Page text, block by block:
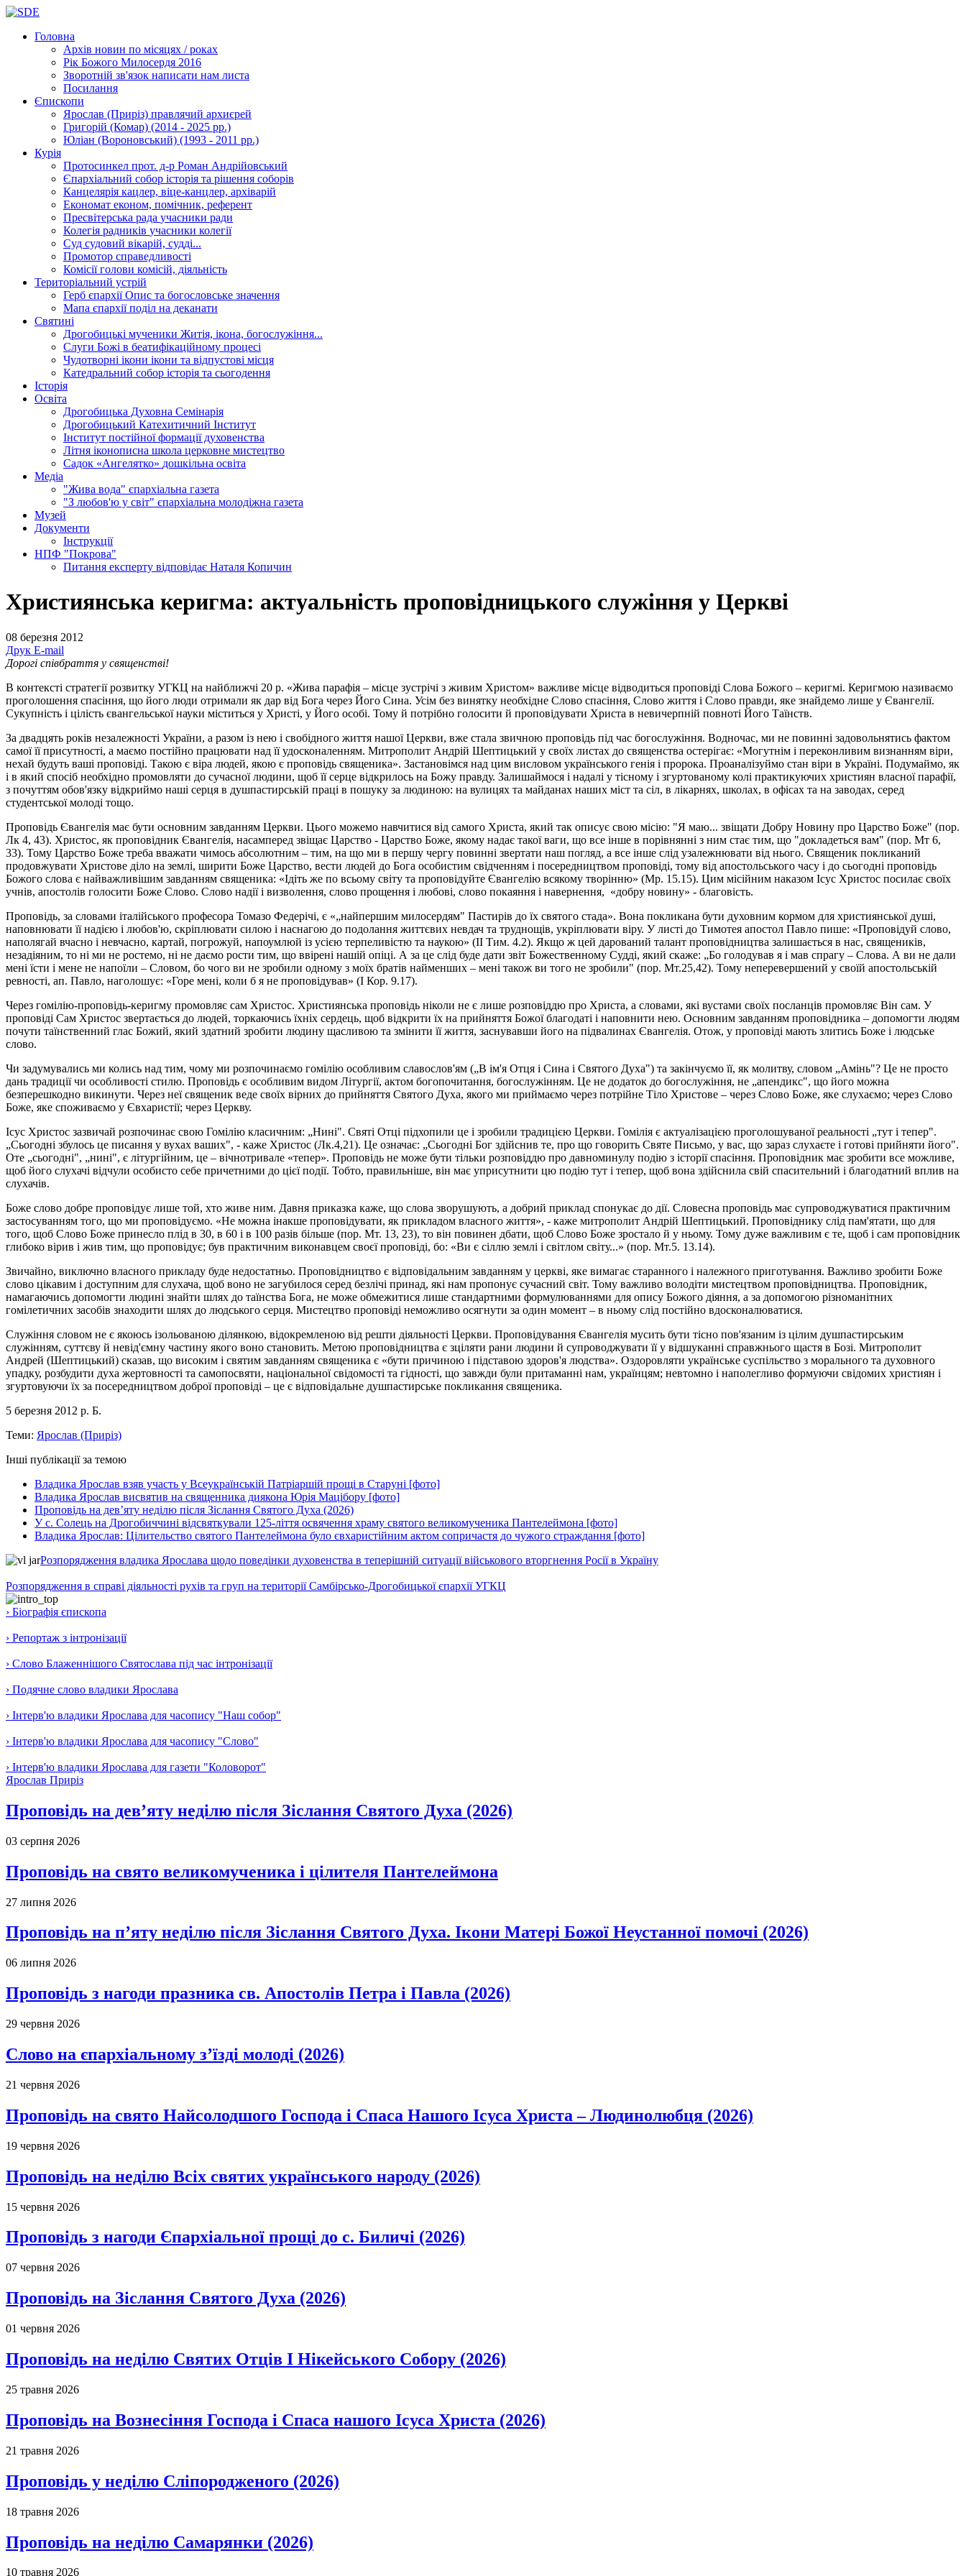
Головна
Архів новин по місяцях / роках
Рік Божого Милосердя 2016
Зворотній зв'язок написати нам листа
Посилання
Єпископи
Ярослав (Приріз) правлячий архиєрей
Григорій (Комар) (2014 - 2025 рр.)
Юліан (Вороновський) (1993 - 2011 рр.)
Курія
Протосинкел прот. д-р Роман Андрійовський
Єпархіальний собор історія та рішення соборів
Канцелярія кацлер, віце-канцлер, архіварій
Економат економ, помічник, референт
Пресвітерська рада учасники ради
Колегія радників учасники колегії
Суд судовий вікарій, судді...
Промотор справедливості
Комісіїголови комісій, діяльність
Територіальний устрій
Герб єпархіїОпис та богословське значення
Мапа єпархіїподіл на деканати
Святині
Дрогобицькі мученики Житія, ікона, богослужіння...
Слуги Божі в беатифікаційному процесі
Чудотворні ікони ікони та відпустові місця
Катедральний собор історія та сьогодення
Історія
Освіта
Дрогобицька Духовна Семінарія
Дрогобицький Катехитичний Інститут
Інститут постійної формації духовенства
Літня іконописна школа церковне мистецтво
Садок «Ангелятко» дошкільна освіта
Медіа
"Жива вода" єпархіальна газета
"З любов'ю у світ" єпархіальна молодіжна газета
Музей
Документи
Інструкції
НПФ "Покрова"
Питання експерту відповідає Наталя Копичин
Християнська керигма: актуальність проповідницького служіння у Церкві
08 березня 2012
Друк E-mail
Дорогі співбраття у священстві!
В контексті стратегії розвитку УГКЦ на найближчі 20 р. «Жива парафія – місце зустрічі з живим Христом» важливе місце відводиться проповіді Слова Божого – керигмі. Керигмою називаємо
проголошення спасіння, що його люди отримали як дар від Бога через Його Сина. Усім без винятку необхідне Слово спасіння, Слово життя і Слово правди, яке знайдемо лише у Євангелії.
Сукупність і цілість євангельської науки міститься у Христі, у Його особі. Тому й потрібно голосити й проповідувати Христа в невичерпній повноті Його Таїнств.
За двадцять років незалежності України, а разом із нею і свобідного життя нашої Церкви, вже стала звичною проповідь під час богослужіння. Водночас, ми не повинні задовольнятись фактом
самої її присутності, а маємо постійно працювати над її удосконаленням. Митрополит Андрій Шептицький у своїх листах до священства остерігає: «Могутнім і переконливим визнанням віри,
нехай будуть ваші проповіді. Такою є віра людей, якою є проповідь священика». Застановімся над цим висловом українського генія і пророка. Проаналізуймо стан віри в Україні. Подумаймо, як
і в який спосіб необхідно промовляти до сучасної людини, щоб її серце відкрилось на Божу правду. Залишаймося і надалі у тісному і згуртованому колі практикуючих християн власної парафії,
з почуттям обов'язку відкриймо наші серця в душпастирській праці в пошуку за людиною: на вулицях та майданах наших міст та сіл, в лікарнях, школах, в офісах та на заводах, серед
студентської молоді тощо.
Проповідь Євангелія має бути основним завданням Церкви. Цього можемо навчитися від самого Христа, який так описує свою місію: "Я маю... звіщати Добру Новину про Царство Боже" (пор.
Лк 4, 43). Христос, як проповідник Євангелія, насамперед звіщає Царство - Царство Боже, якому надає такої ваги, що все інше в порівнянні з ним стає тим, що "докладеться вам" (пор. Мт 6,
33). Тому Царство Боже треба вважати чимось абсолютним – тим, на що ми в першу чергу повинні звертати наш погляд, а все інше слід узалежнювати від нього. Священик покликаний
продовжувати Христове діло на землі, ширити Боже Царство, вести людей до Бога особистим свідченням і посередництвом проповіді, тому від апостольського часу і до сьогодні проповідь
Божого слова є найважливішим завданням священика: «Ідіть же по всьому світу та проповідуйте Євангелію всякому творінню» (Мр. 15.15). Цим місійним наказом Ісус Христос посилає своїх
учнів, апостолів голосити Боже Слово. Слово надії і визволення, слово прощення і любові, слово покаяння і навернення, ­ «добру новину» - благовість.
Проповідь, за словами італійського професора Томазо Федерічі, є «„найпершим милосердям" Пастирів до їх святого стада». Вона покликана бути духовним кормом для християнської душі,
наповнювати її надією і любов'ю, скріплювати силою і наснагою до подолання життєвих невдач та труднощів, укріплювати віру. У листі до Тимотея апостол Павло пише: «Проповідуй слово,
наполягай вчасно і невчасно, картай, погрожуй, напоумлюй із усією терпеливістю та наукою» (ІІ Тим. 4.2). Якщо ж цей дарований талант проповідництва залишається в нас, священиків,
незадіяним, то ні ми не ростемо, ні не даємо рости тим, що ввірені нашій опіці. А за це слід буде дати звіт Божественному Судді, який скаже: „Бо голодував я і мав спрагу – Слова. А ви не дали
мені їсти і мене не напоїли – Словом, бо чого ви не зробили одному з моїх братів найменших – мені також ви того не зробили" (пор. Мт.25,42). Тому неперевершений у своїй апостольській
ревності, ап. Павло, наголошує: «Горе мені, коли б я не проповідував» (І Кор. 9.17).
Через гомілію-проповідь-керигму промовляє сам Христос. Християнська проповідь ніколи не є лише розповіддю про Христа, а словами, які вустами своїх посланців промовляє Він сам. У
проповіді Сам Христос звертається до людей, торкаючись їхніх сердець, щоб відкрити їх на прийняття Божої благодаті і наповнити нею. Основним завданням проповідника – допомогти людям
почути таїнственний глас Божий, який здатний зробити людину щасливою та змінити її життя, заснувавши його на підвалинах Євангелія. Отож, у проповіді мають злитись Боже і людське
слово.
Чи задумувались ми колись над тим, чому ми розпочинаємо гомілію особливим славослов'ям („В ім'я Отця і Сина і Святого Духа") та закінчуємо її, як молитву, словом „Амінь"? Це не просто
дань традиції чи особливості стилю. Проповідь є особливим видом Літургії, актом богопочитання, богослужінням. Це не додаток до богослужіння, не „апендикс", що його можна
безперешкодно викинути. Через неї священик веде своїх вірних до прийняття Святого Духа, якого ми приймаємо через потрійне Тіло Христове – через Слово Боже, яке слухаємо; через Слово
Боже, яке споживаємо у Євхаристії; через Церкву.
Ісус Христос зазвичай розпочинає свою Гомілію класичним: „Нині". Святі Отці підхопили це і зробили традицією Церкви. Гомілія є актуалізацією проголошуваної реальності „тут і тепер".
„Сьогодні збулось це писання у вухах ваших", - каже Христос (Лк.4,21). Це означає: „Сьогодні Бог здійснив те, про що говорить Святе Письмо, у вас, що зараз слухаєте і готові прийняти його".
Оте „сьогодні", „нині", є літургійним, це – вічнотривале «тепер». Проповідь не може бути тільки розповіддю про давноминулу подію з історії спасіння. Проповідник має зробити все можливе,
щоб його слухачі відчули особисто себе причетними до цієї події. Тобто, правильніше, він має уприсутнити цю подію тут і тепер, щоб вона здійснила свій спасительний і благодатний вплив на
слухачів.
Боже слово добре проповідує лише той, хто живе ним. Давня приказка каже, що слова зворушують, а добрий приклад спонукає до дії. Словесна проповідь має супроводжуватися практичним
застосуванням того, що ми проповідуємо. «Не можна інакше проповідувати, як прикладом власного життя», - каже митрополит Андрій Шептицький. Проповіднику слід пам'ятати, що для
того, щоб Слово Боже принесло плід в 30, в 60 і в 100 разів більше (пор. Мт. 13, 23), то він повинен дбати, щоб Слово Боже зростало й у ньому. Тому дуже важливим є те, щоб і сам проповідник
глибоко вірив і жив тим, що проповідує; був практичним виконавцем своєї проповіді, бо: «Ви є сіллю землі і світлом світу...» (пор. Мт.5. 13.14).
Звичайно, виключно власного прикладу буде недостатньо. Проповідництво є відповідальним завданням у церкві, яке вимагає старанного і належного приготування. Важливо зробити Боже
слово цікавим і доступним для слухача, щоб воно не загубилося серед безлічі принад, які нам пропонує сучасний світ. Тому важливо володіти мистецтвом проповідництва. Проповідник,
намагаючись допомогти людині знайти шлях до таїнства Бога, не може обмежитися лише стандартними формулюваннями для опису Божого діяння, а за допомогою різноманітних
гомілетичних засобів знаходити шлях до людського серця. Мистецтво проповіді неможливо осягнути за один момент – в ньому слід постійно вдосконалюватися.
Служіння словом не є якоюсь ізольованою ділянкою, відокремленою від решти діяльності Церкви. Проповідування Євангелія мусить бути тісно пов'язаним із цілим душпастирським
служінням, суттєву й невід'ємну частину якого воно становить. Метою проповідництва є зціляти рани людини й супроводжувати її у відшуканні справжнього щастя в Бозі. Митрополит
Андрей (Шептицький) сказав, що високим і святим завданням священика є «бути причиною і підставою здоров'я людства». Оздоровляти українське суспільство з морального та духовного
упадку, розбудити духа жертовності та самопосвяти, національної свідомості та гідності, що завжди були притаманні нам, українцям; невтомно і наполегливо формуючи свідомих християн і
згуртовуючи їх за посередництвом доброї проповіді – це є відповідальне душпастирське покликання священика.
5 березня 2012 р. Б.
Теми: Ярослав (Приріз)
Інші публікації за темою
Владика Ярослав взяв участь у Всеукраїнській Патріаршій прощі в Старуні [фото]
Владика Ярослав висвятив на священника диякона Юрія Мацібору [фото]
Проповідь на дев’яту неділю після Зіслання Святого Духа (2026)
У с. Солець на Дрогобиччині відсвяткували 125-ліття освячення храму святого великомученика Пантелеймона [фото]
Владика Ярослав: Цілительство святого Пантелеймона було євхаристійним актом сопричастя до чужого страждання [фото]
Розпорядження владика Ярослава щодо поведінки духовенства в теперішній ситуації військового вторгнення Росії в Україну
Розпорядження в справі діяльності рухів та груп на території Самбірсько-Дрогобицької єпархії УГКЦ
› Біографія єпископа
› Репортаж з інтронізації
› Слово Блаженнішого Святослава під час інтронізації
› Подячне слово владики Ярослава
› Інтерв'ю владики Ярослава для часопису "Наш собор"
› Інтерв'ю владики Ярослава для часопису "Слово"
› Інтерв'ю владики Ярослава для газети "Коловорот"
Ярослав Приріз
Проповідь на дев’яту неділю після Зіслання Святого Духа (2026)
03 серпня 2026
Проповідь на свято великомученика і цілителя Пантелеймона
27 липня 2026
Проповідь на п’яту неділю після Зіслання Святого Духа. Ікони Матері Божої Неустанної помочі (2026)
06 липня 2026
Проповідь з нагоди празника св. Апостолів Петра і Павла (2026)
29 червня 2026
Слово на єпархіальному з’їзді молоді (2026)
21 червня 2026
Проповідь на свято Найсолодшого Господа і Спаса Нашого Ісуса Христа – Людинолюбця (2026)
19 червня 2026
Проповідь на неділю Всіх святих українського народу (2026)
15 червня 2026
Проповідь з нагоди Єпархіальної прощі до с. Биличі (2026)
07 червня 2026
Проповідь на Зіслання Святого Духа (2026)
01 червня 2026
Проповідь на неділю Святих Отців І Нікейського Собору (2026)
25 травня 2026
Проповідь на Вознесіння Господа і Спаса нашого Ісуса Христа (2026)
21 травня 2026
Проповідь у неділю Сліпородженого (2026)
18 травня 2026
Проповідь на неділю Самарянки (2026)
10 травня 2026